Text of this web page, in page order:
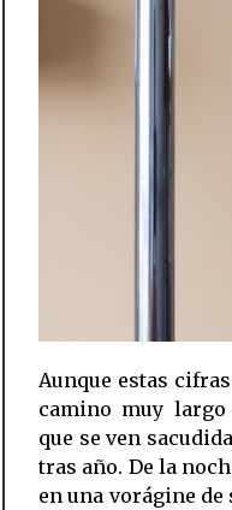
Aunque estas
camino muy
que se ven
tras año. De la
en una vorágine